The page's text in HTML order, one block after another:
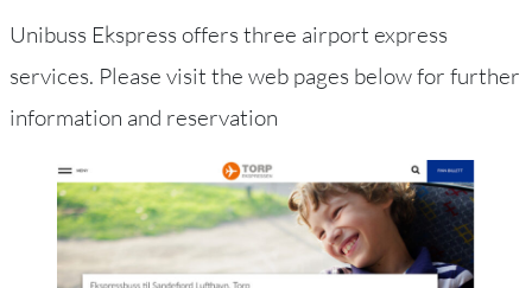
Unibuss Ekspress offers three airport express
services. Please visit the web pages below for further
information and reservation